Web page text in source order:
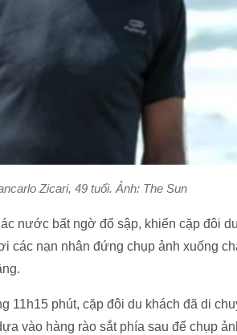
Zicari, 49 tuổi. Ảnh: The Sun
nước bất ngờ đổ sập, khiến cặp đôi
nạn nhân đứng chụp ảnh xuống
11h15 phút, cặp đôi du khách đã di
vào hàng rào sắt phía sau để chụp